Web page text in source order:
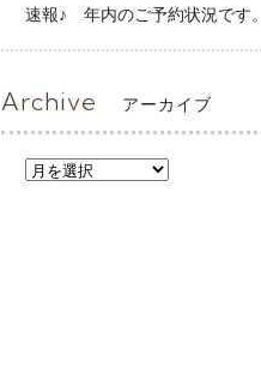
速報♪ 年内のご予約状況です。
Archive アーカイブ